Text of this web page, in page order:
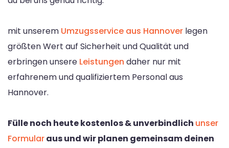
mit unserem Umzugsservice aus Hannover legen
größten Wert auf Sicherheit und Qualität und
erbringen unsere Leistungen daher nur mit
erfahrenem und qualifiziertem Personal aus
Hannover.
Fülle noch heute kostenlos & unverbindlich unser
Formularaus und wir planen gemeinsam deinen